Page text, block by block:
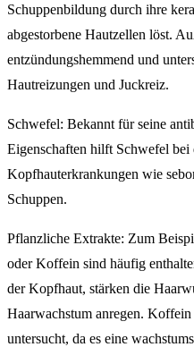
Schuppenbildung durch ihre
abgestorbene Hautzellen löst.
entzündungshemmend und
Hautreizungen und Juckreiz.
Schwefel: Bekannt für seine
Eigenschaften hilft Schwefel bei
Kopfhauterkrankungen wie
Schuppen.
Pflanzliche Extrakte: Zum
oder Koffein sind häufig
der Kopfhaut, stärken die
Haarwachstum anregen.
untersucht, da es eine